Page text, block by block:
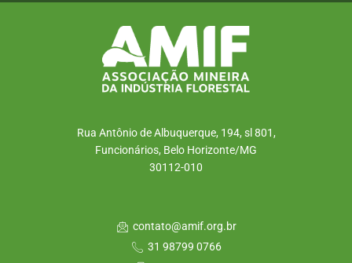
Rua Antônio de Albuquerque, 194, sl 801,
Funcionários, Belo Horizonte/MG
30112-010
contato@amif.org.br
31 98799 0766